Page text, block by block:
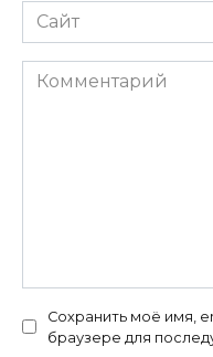
Сайт
Комментарий
Сохранить моё имя,
браузере для